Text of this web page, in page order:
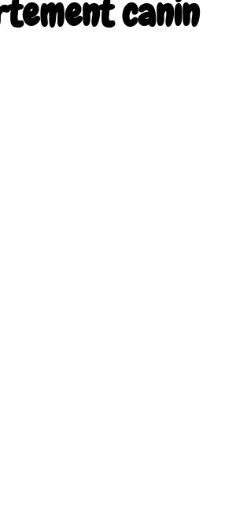
canin